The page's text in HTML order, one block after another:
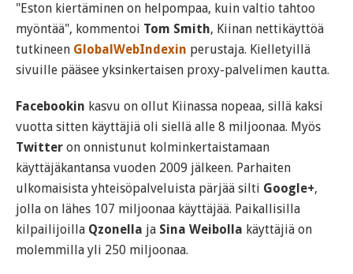
"Eston kiertäminen on helpompaa, kuin valtio tahtoo
myöntää", kommentoi Tom Smith, Kiinan nettikäyttöä
tutkineen GlobalWebIndexin perustaja. Kielletyillä
sivuille pääsee yksinkertaisen proxy-palvelimen kautta.
Facebookin kasvu on ollut Kiinassa nopeaa, sillä kaksi
vuotta sitten käyttäjiä oli siellä alle 8 miljoonaa. Myös
Twitter on onnistunut kolminkertaistamaan
käyttäjäkantansa vuoden 2009 jälkeen. Parhaiten
ulkomaisista yhteisöpalveluista pärjää silti Google+,
jolla on lähes 107 miljoonaa käyttäjää. Paikallisilla
kilpailijoilla Qzonella ja Sina Weibolla käyttäjiä on
molemmilla yli 250 miljoonaa.